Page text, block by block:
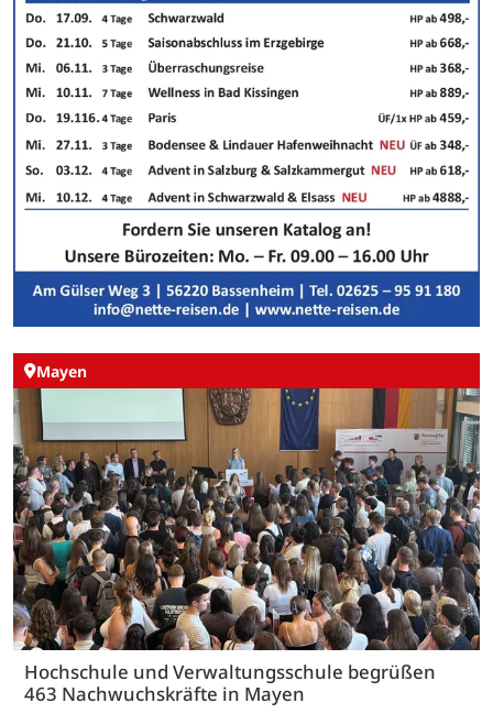
Mayen
Hochschule und Verwaltungsschule begrüßen
463 Nachwuchskräfte in Mayen